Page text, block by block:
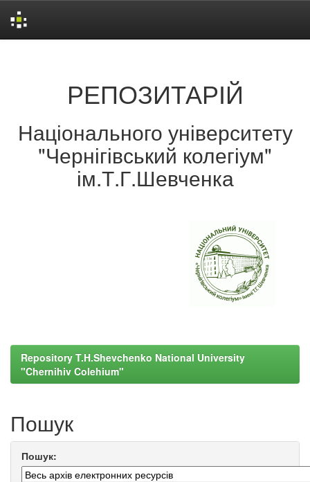
РЕПОЗИТАРІЙ
Національного університету
"Чернігівський колегіум"
ім.Т.Г.Шевченка
Repository T.H.Shevchenko National University
"Chernihiv Colehium"
Пошук
Пошук: